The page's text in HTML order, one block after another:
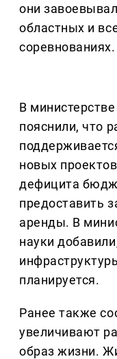
они
областных и
соревнованиях.
В
пояснили, что
новых
дефицита
предоставить
аренды. В
науки
планируется.
Ранее также
увеличивают
образ жизни.